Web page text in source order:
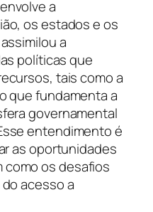
a
os estados e os
a
políticas que
tais como a
que fundamenta a
governamental
entendimento é
as oportunidades
como os desafios
acesso a